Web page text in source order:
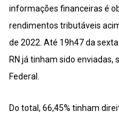
informações financeiras é
rendimentos tributáveis
de 2022. Até 19h47 da
RN já tinham sido enviadas,
Federal.
Do total, 66,45% tinham